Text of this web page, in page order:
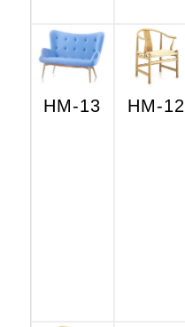
HM-13 HM-12